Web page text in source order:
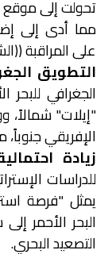
مما أدى إلى
على المراقبة
التطويق
الجغرافي
"إيلات" شمالاً،
الإفريقي جنوباً،
زيادة
يمثل "فرصة
البحر الأحمر
التصعيد البحري.